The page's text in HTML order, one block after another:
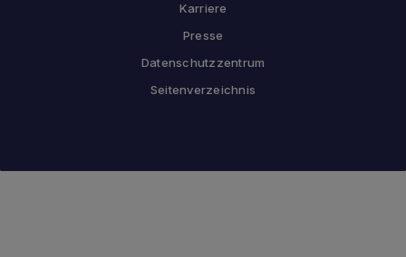
Karriere
Presse
Datenschutzzentrum
Seitenverzeichnis